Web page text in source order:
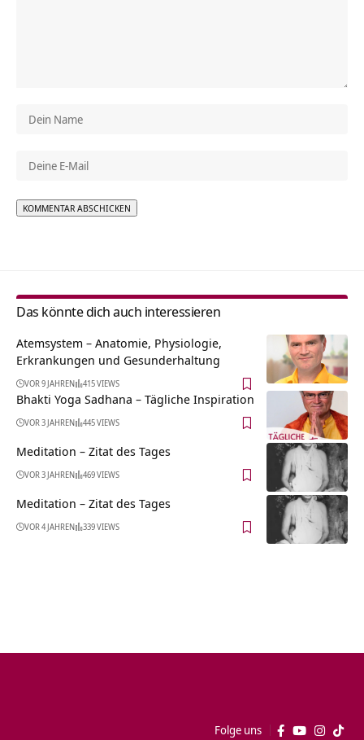
Das könnte dich auch interessieren
Atemsystem – Anatomie, Physiologie,
Erkrankungen und Gesunderhaltung
VOR 9 JAHREN 415 VIEWS
Bhakti Yoga Sadhana – Tägliche Inspiration
VOR 3 JAHREN 445 VIEWS
Meditation – Zitat des Tages
VOR 3 JAHREN 469 VIEWS
Meditation – Zitat des Tages
VOR 4 JAHREN 339 VIEWS
Folge uns